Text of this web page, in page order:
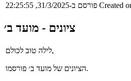
פורסם ב-31/3/2025, 22:25:55 Created
ציונים - מועד ב׳
לילה טוב לכולם,
הציונים של מועד ב׳ פורסמו.